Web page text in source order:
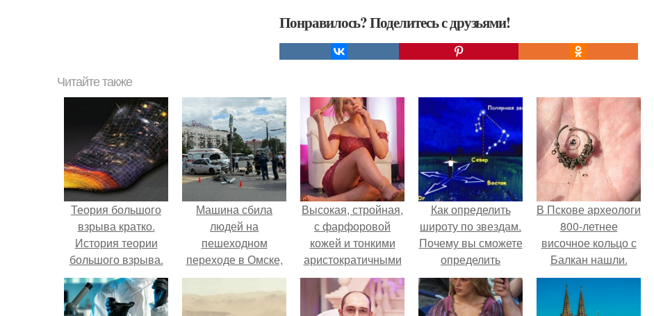
Понравилось? Поделитесь с друзьями!
Читайте также
Теория большого
взрыва кратко.
История теории
большого взрыва.
Машина сбила
людей на
пешеходном
переходе в Омске,
пострадали 8
человек.
Высокая, стройная,
с фарфоровой
кожей и тонкими
аристократичными
чертами, эль
выглядит так, будто
сошла с полотна
Как определить
широту по звездам.
Почему вы сможете
определить
географические
координаты по
звездам?
В Пскове археологи
800-летнее
височное кольцо с
Балкан нашли.